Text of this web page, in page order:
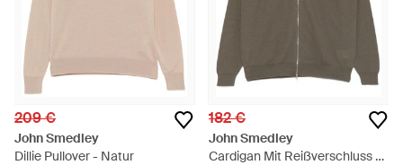
209 €
John Smedley
Dillie Pullover - Natur
182 €
John Smedley
Cardigan Mit Reißverschluss -